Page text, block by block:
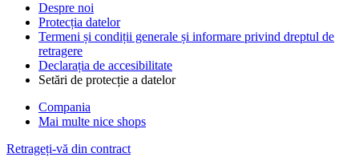
Despre noi
Protecția datelor
Termeni și condiții generale și informare privind dreptul de
retragere
Declarația de accesibilitate
Setări de protecție a datelor
Compania
Mai multe nice shops
Retrageți-vă din contract